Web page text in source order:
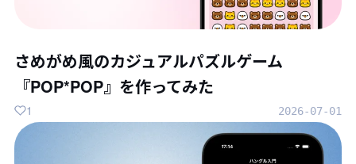
さめがめ風のカジュアルパズルゲーム
『POP*POP』を作ってみた
2026-07-01
1